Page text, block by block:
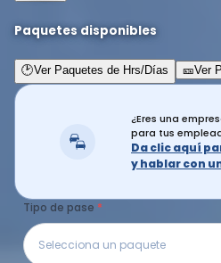
Paquetes disponibles
🕑Ver Paquetes de Hrs/Días 🎫Ver
¿Eres una
para tus
Da clic aquí
y hablar con
Tipo de pase
Selecciona un paquete